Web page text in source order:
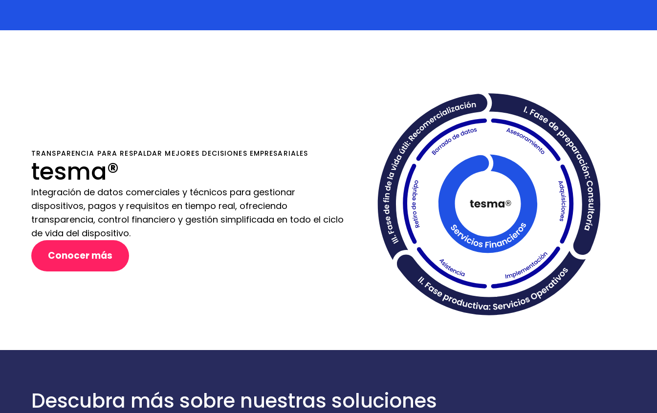
TRANSPARENCIA PARA RESPALDAR MEJORES DECISIONES EMPRESARIALES
tesma®
Integración de datos comerciales y técnicos para gestionar
dispositivos, pagos y requisitos en tiempo real, ofreciendo
transparencia, control financiero y gestión simplificada en todo el ciclo
de vida del dispositivo.
Conocer más
Descubra más sobre nuestras soluciones